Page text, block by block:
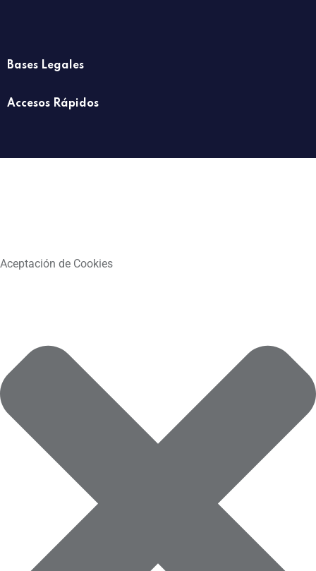
Bases Legales
Accesos Rápidos
Aceptación de Cookies